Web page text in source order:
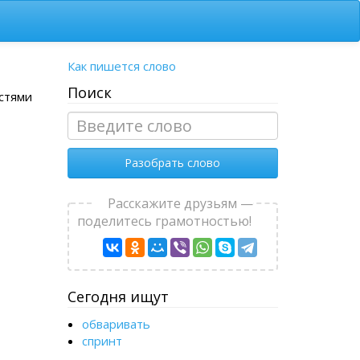
Как пишется слово
Поиск
Разобрать слово
Расскажите друзьям —
поделитесь грамотностью!
Сегодня ищут
обваривать
спринт